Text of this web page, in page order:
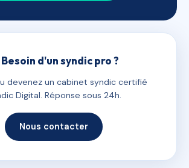
Besoin d'un syndic pro ?
devenez un cabinet syndic certifié
Digital. Réponse sous 24h.
Nous contacter